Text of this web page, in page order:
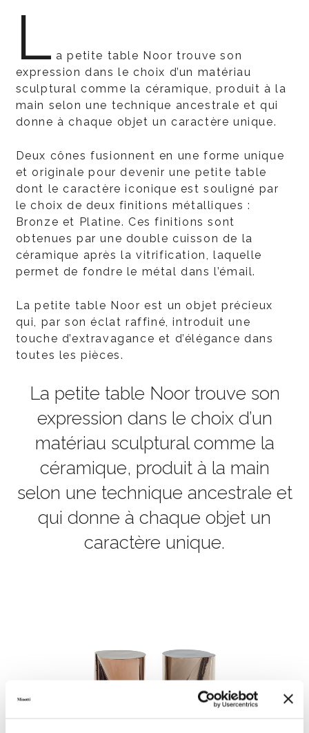
L a petite table Noor trouve son
expression dans le choix d’un matériau
sculptural comme la céramique, produit à la
main selon une technique ancestrale et qui
donne à chaque objet un caractère unique.
Deux cônes fusionnent en une forme unique
et originale pour devenir une petite table
dont le caractère iconique est souligné par
le choix de deux finitions métalliques :
Bronze et Platine. Ces finitions sont
obtenues par une double cuisson de la
céramique après la vitrification, laquelle
permet de fondre le métal dans l’émail.
La petite table Noor est un objet précieux
qui, par son éclat raffiné, introduit une
touche d’extravagance et d’élégance dans
toutes les pièces.
La petite table Noor trouve son
expression dans le choix d’un
matériau sculptural comme la
céramique, produit à la main
selon une technique ancestrale et
qui donne à chaque objet un
caractère unique.